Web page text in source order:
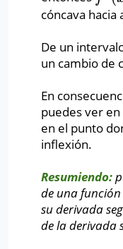
cóncava hacia
De un
un cambio de
En
puedes ver
en el punto
inflexión.
Resumiendo:
de una
su derivada
de la derivada